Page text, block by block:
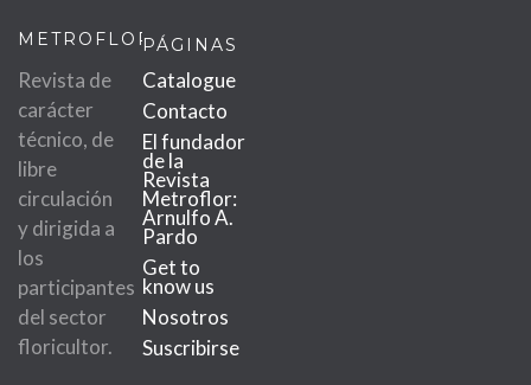
METROFLOR
Revista de
carácter
técnico, de
libre
circulación
y dirigida a
los
participantes
del sector
floricultor.
PÁGINAS
Catalogue
Contacto
El fundador
de la
Revista
Metroflor:
Arnulfo A.
Pardo
Get to
know us
Nosotros
Suscribirse